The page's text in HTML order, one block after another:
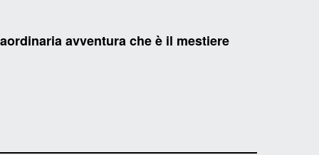
avventura che è il mestiere